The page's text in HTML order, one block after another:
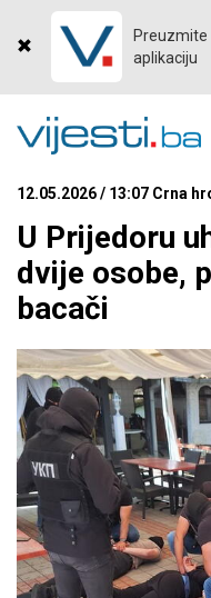
Preuzmite
aplikaciju
12.05.2026 / 13:07 Crna
U Prijedoru
dvije osobe,
bacači